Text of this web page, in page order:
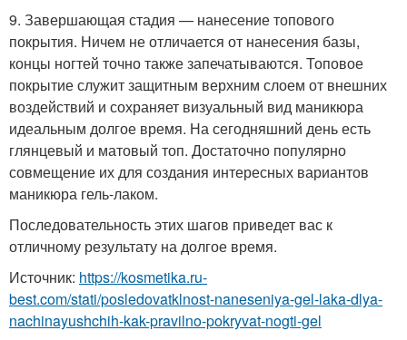
9. Завершающая стадия — нанесение топового
покрытия. Ничем не отличается от нанесения базы,
концы ногтей точно также запечатываются. Топовое
покрытие служит защитным верхним слоем от внешних
воздействий и сохраняет визуальный вид маникюра
идеальным долгое время. На сегодняшний день есть
глянцевый и матовый топ. Достаточно популярно
совмещение их для создания интересных вариантов
маникюра гель-лаком.
Последовательность этих шагов приведет вас к
отличному результату на долгое время.
Источник: https://kosmetika.ru-
best.com/stati/posledovatklnost-naneseniya-gel-laka-dlya-
nachinayushchih-kak-pravilno-pokryvat-nogti-gel